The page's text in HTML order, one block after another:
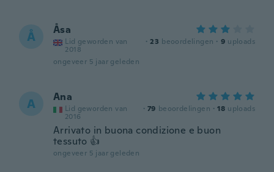
Å Åsa
Lid geworden van
2018
· 23 beoordelingen · 9 uploads
ongeveer 5 jaar geleden
A Ana
Lid geworden van
2016
· 79 beoordelingen · 18 uploads
Arrivato in buona condizione e buon
tessuto 👍
ongeveer 5 jaar geleden